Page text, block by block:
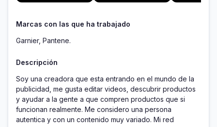
Marcas con las que ha trabajado
Garnier, Pantene.
Descripción
Soy una creadora que esta entrando en el mundo de la
publicidad, me gusta editar videos, descubrir productos
y ayudar a la gente a que compren productos que si
funcionan realmente. Me considero una persona
autentica y con un contenido muy variado. Mi red